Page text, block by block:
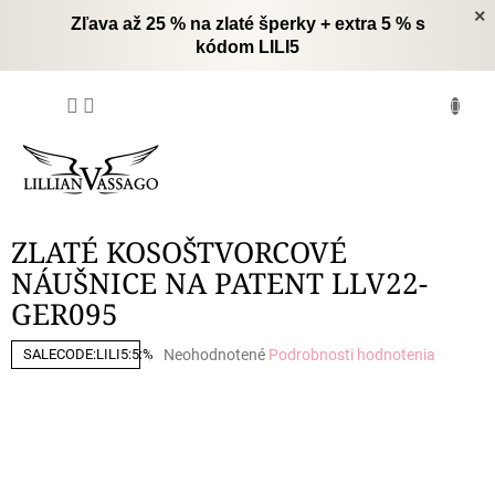
×
Zľava až 25 % na zlaté šperky + extra 5 % s
kódom LILI5
ZLATÉ KOSOŠTVORCOVÉ
NÁUŠNICE NA PATENT LLV22-
GER095
SALECODE:LILI5:5:%
Priemerné
Neohodnotené Podrobnosti hodnotenia